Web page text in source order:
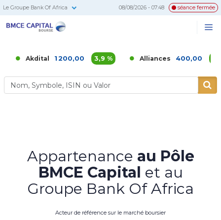
Le Groupe Bank Of Africa 08/08/2026 - 07:48 séance fermée
1 200,00 3,9 % Alliances 400,00 5,26 %
Appartenance au Pôle
BMCE Capital et au
Groupe Bank Of Africa
Acteur de référence sur le marché boursier